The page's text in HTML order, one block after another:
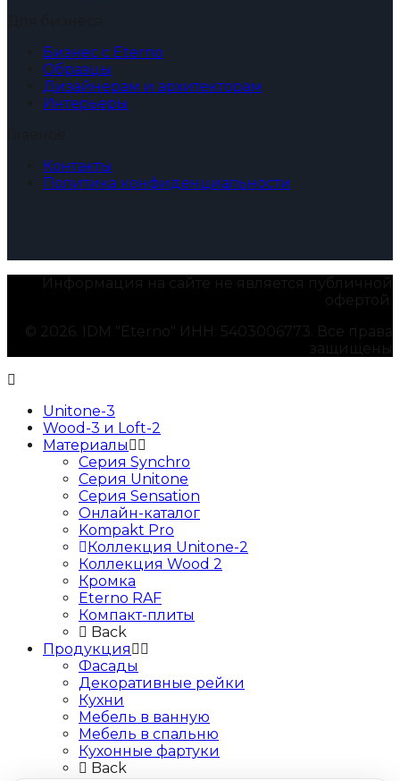
Бизнес с Eterno
Образцы
Дизайнерам и архитекторам
Интерьеры
Контакты
Политика конфиденциальности
Информация на сайте не является публичной
офертой.
© 2026. IDM "Eterno" ИНН: 5403006773. Все права
защищены
Unitone-3
Wood-3 и Loft-2
Материалы
Серия Synchro
Серия Unitone
Серия Sensation
Онлайн-каталог
Kompakt Pro
Коллекция Unitone-2
Коллекция Wood 2
Кромка
Eterno RAF
Компакт-плиты
Back
Продукция
Фасады
Декоративные рейки
Кухни
Мебель в ванную
Мебель в спальню
Кухонные фартуки
Back